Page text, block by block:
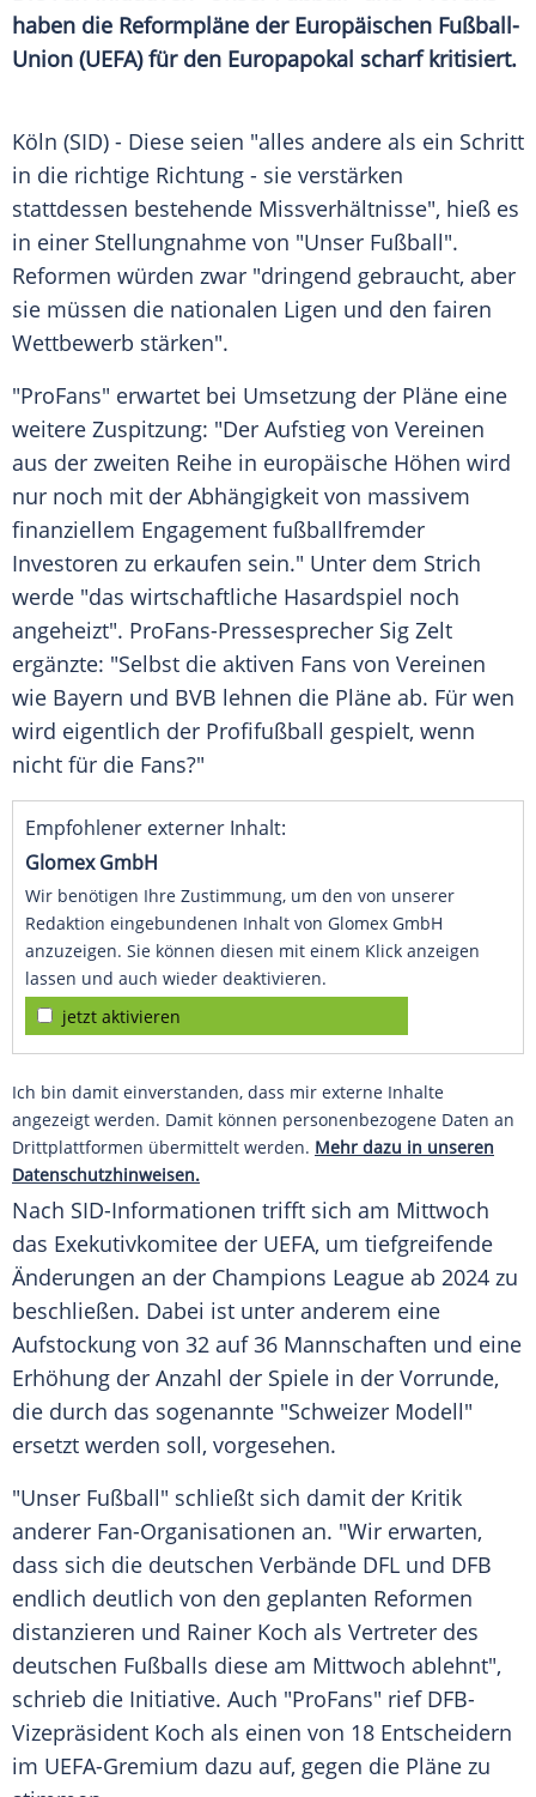
haben die Reformpläne der Europäischen Fußball-
Union (UEFA) für den Europapokal scharf kritisiert.
Köln (SID) - Diese seien "alles andere als ein Schritt
in die richtige Richtung - sie verstärken
stattdessen bestehende Missverhältnisse", hieß es
in einer Stellungnahme von "Unser Fußball".
Reformen würden zwar "dringend gebraucht, aber
sie müssen die nationalen Ligen und den fairen
Wettbewerb stärken".
"ProFans" erwartet bei Umsetzung der Pläne eine
weitere Zuspitzung: "Der Aufstieg von Vereinen
aus der zweiten Reihe in europäische Höhen wird
nur noch mit der Abhängigkeit von massivem
finanziellem Engagement fußballfremder
Investoren zu erkaufen sein." Unter dem Strich
werde "das wirtschaftliche Hasardspiel noch
angeheizt". ProFans-Pressesprecher Sig Zelt
ergänzte: "Selbst die aktiven Fans von Vereinen
wie Bayern und BVB lehnen die Pläne ab. Für wen
wird eigentlich der Profifußball gespielt, wenn
nicht für die Fans?"
Empfohlener externer Inhalt:
Glomex GmbH
Wir benötigen Ihre Zustimmung, um den von unserer
Redaktion eingebundenen Inhalt von Glomex GmbH
anzuzeigen. Sie können diesen mit einem Klick anzeigen
lassen und auch wieder deaktivieren.
jetzt aktivieren
Ich bin damit einverstanden, dass mir externe Inhalte
angezeigt werden. Damit können personenbezogene Daten an
Drittplattformen übermittelt werden. Mehr dazu in unseren
Datenschutzhinweisen.
Nach SID-Informationen trifft sich am Mittwoch
das Exekutivkomitee der UEFA, um tiefgreifende
Änderungen an der Champions League ab 2024 zu
beschließen. Dabei ist unter anderem eine
Aufstockung von 32 auf 36 Mannschaften und eine
Erhöhung der Anzahl der Spiele in der Vorrunde,
die durch das sogenannte "Schweizer Modell"
ersetzt werden soll, vorgesehen.
"Unser Fußball" schließt sich damit der Kritik
anderer Fan-Organisationen an. "Wir erwarten,
dass sich die deutschen Verbände DFL und DFB
endlich deutlich von den geplanten Reformen
distanzieren und Rainer Koch als Vertreter des
deutschen Fußballs diese am Mittwoch ablehnt",
schrieb die Initiative. Auch "ProFans" rief DFB-
Vizepräsident Koch als einen von 18 Entscheidern
im UEFA-Gremium dazu auf, gegen die Pläne zu